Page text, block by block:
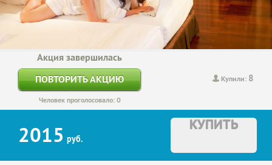
Купили: 8
Акция завершилась
ПОВТОРИТЬ АКЦИЮ
Человек проголосовало: 0
2015 руб.
КУПИТЬ